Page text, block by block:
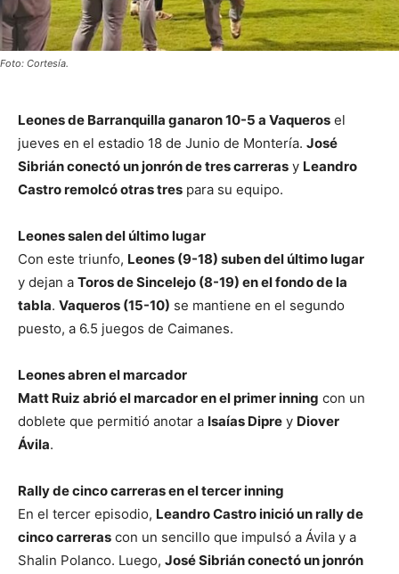
Foto: Cortesía.
Leones de Barranquilla ganaron 10-5 a Vaqueros el
jueves en el estadio 18 de Junio de Montería. José
Sibrián conectó un jonrón de tres carreras y Leandro
Castro remolcó otras tres para su equipo.
Leones salen del último lugar
Con este triunfo, Leones (9-18) suben del último lugar
y dejan a Toros de Sincelejo (8-19) en el fondo de la
tabla. Vaqueros (15-10) se mantiene en el segundo
puesto, a 6.5 juegos de Caimanes.
Leones abren el marcador
Matt Ruiz abrió el marcador en el primer inning con un
doblete que permitió anotar a Isaías Dipre y Diover
Ávila.
Rally de cinco carreras en el tercer inning
En el tercer episodio, Leandro Castro inició un rally de
cinco carreras con un sencillo que impulsó a Ávila y a
Shalin Polanco. Luego, José Sibrián conectó un jonrón